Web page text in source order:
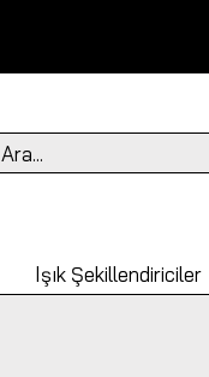
Ara...
Işık Şekillendiriciler